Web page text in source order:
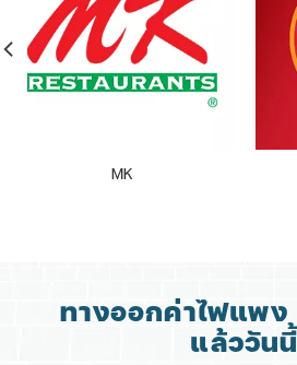
MK
ทางออกค่าไฟแพง
แล้ววันนี้